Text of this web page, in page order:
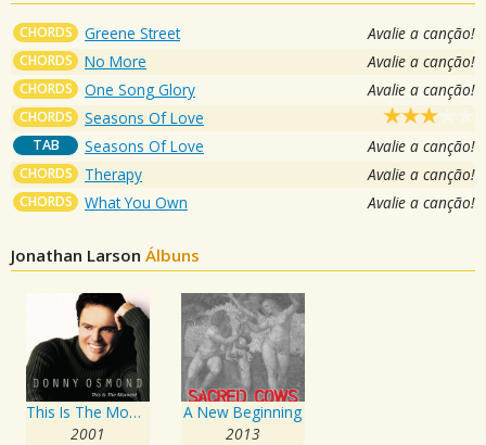
CHORDS Greene Street Avalie a canção!
CHORDS No More Avalie a canção!
CHORDS One Song Glory Avalie a canção!
CHORDS Seasons Of Love
TAB Seasons Of Love Avalie a canção!
CHORDS Therapy Avalie a canção!
CHORDS What You Own Avalie a canção!
Jonathan Larson Álbuns
This Is The Moment
2001
A New Beginning
2013